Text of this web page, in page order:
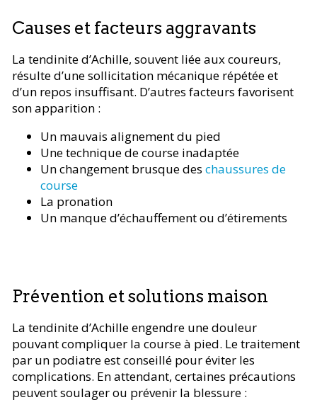
Causes et facteurs aggravants
La tendinite d’Achille, souvent liée aux coureurs,
résulte d’une sollicitation mécanique répétée et
d’un repos insuffisant. D’autres facteurs favorisent
son apparition :
Un mauvais alignement du pied
Une technique de course inadaptée
Un changement brusque des chaussures de
course
La pronation
Un manque d’échauffement ou d’étirements
Prévention et solutions maison
La tendinite d’Achille engendre une douleur
pouvant compliquer la course à pied. Le traitement
par un podiatreest conseillé pour éviter les
complications. En attendant, certaines précautions
peuvent soulager ou prévenir la blessure :